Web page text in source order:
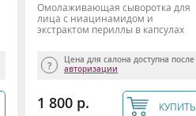
Омолаживающая сыворотка для
лица с ниацинамидом и
экстрактом периллы в капсулах
Цена для салона доступна после
авторизации
1 800 р. КУПИТЬ